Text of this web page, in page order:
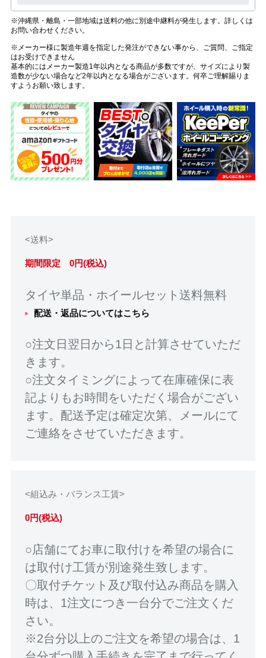
※沖縄県・離島・一部地域は送料の他に別途中継料が発生します。詳しくは
お問い合わせください。
※メーカー様に製造年週を指定した発注ができない事から、ご質問、ご指定
はお受けできません
基本的にはメーカー製造1年以内となる商品が多数ですが、サイズにより製
造数が少ない場合など2年以内となる場合がございます。何卒ご理解賜りま
すようお願い致します。
<送料>
期間限定 0円(税込)
タイヤ単品・ホイールセット送料無料
配送・返品についてはこちら
○注文日翌日から1日と計算させていただ
きます。
○注文タイミングによって在庫確保に表
記よりもお時間をいただく場合がござい
ます。配送予定は確定次第、メールにて
ご連絡をさせていただきます。
<組込み・バランス工賃>
0円(税込)
○店舗にてお車に取付けを希望の場合に
は取付け工賃が別途発生致します。
〇取付チケット及び取付込み商品を購入
時は、1注文につき一台分でご注文くだ
さい。
※2台分以上のご注文を希望の場合は、1